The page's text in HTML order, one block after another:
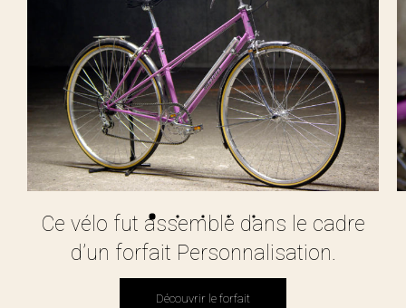
Ce vélo fut assemblé dans le cadre
d’un forfait Personnalisation.
Découvrir le forfait
Découvrir le forfait